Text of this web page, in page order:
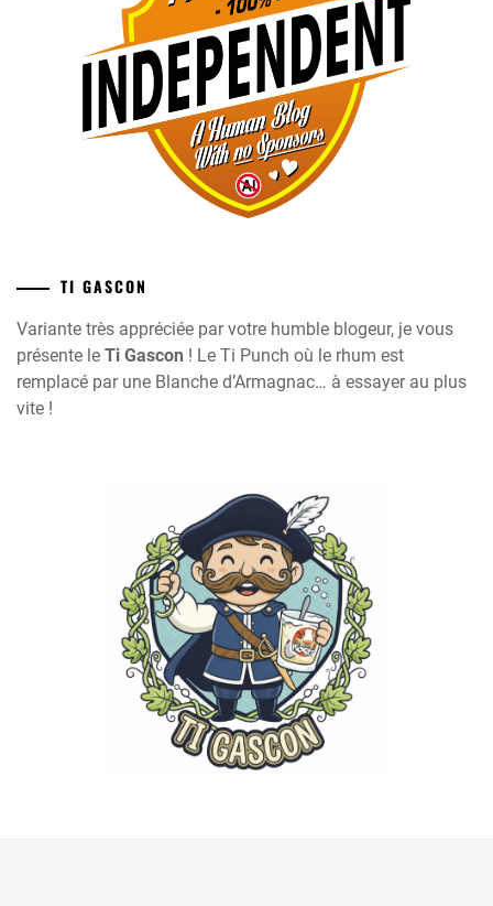
TI GASCON
Variante très appréciée par votre humble blogeur, je vous
présente le Ti Gascon ! Le Ti Punch où le rhum est
remplacé par une Blanche d’Armagnac… à essayer au plus
vite !